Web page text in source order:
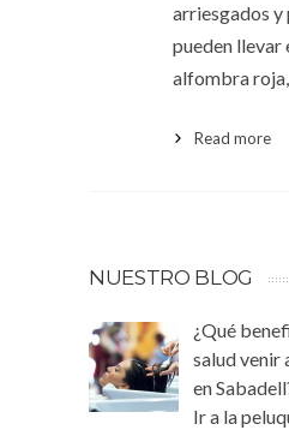
arriesgados y
pueden llevar
alfombra
Read more
NUESTRO BLOG
¿Qué
salud venir
en
Ir a la